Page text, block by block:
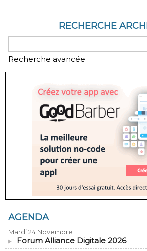
RECHERCHE
Recherche avancée
AGENDA
Mardi 24 Novembre
Forum Alliance Digitale 2026